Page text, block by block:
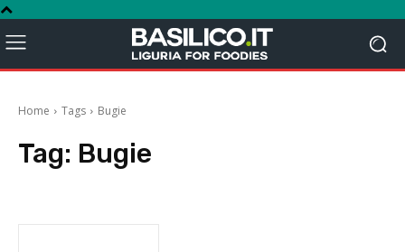
Home Tags Bugie
Tag: Bugie